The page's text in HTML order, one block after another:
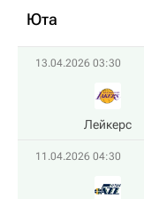
Юта
13.04.2026 03:30
Лейкерс
11.04.2026 04:30